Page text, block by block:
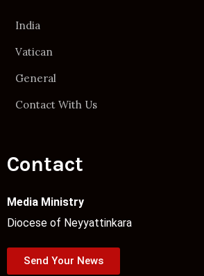
India
Vatican
General
Contact With Us
Contact
Media Ministry
Diocese of Neyyattinkara
Send Your News